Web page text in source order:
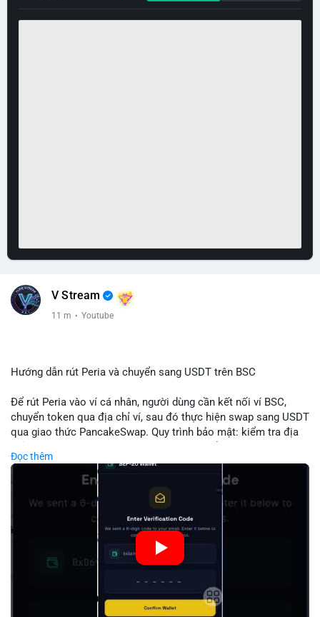
V Stream
11 m · Youtube
Hướng dẫn rút Peria và chuyển sang USDT trên BSC
Để rút Peria vào ví cá nhân, người dùng cần kết nối ví BSC,
chuyển token qua địa chỉ ví, sau đó thực hiện swap sang USDT
qua giao thức PancakeSwap. Quy trình bảo mật: kiểm tra địa
điểm phù hợp. Khi hoàn thành, USDT lưu trữ an toàn trong ví
BSC, có thể chuyển sang các nền tảng khác hoặc bán. Hướng
dẫn chi tiết giúp người mới tránh sai lầm và tối ưu chi phí.
🎥 Xem video trực tiếp tại:
Đọc thêm